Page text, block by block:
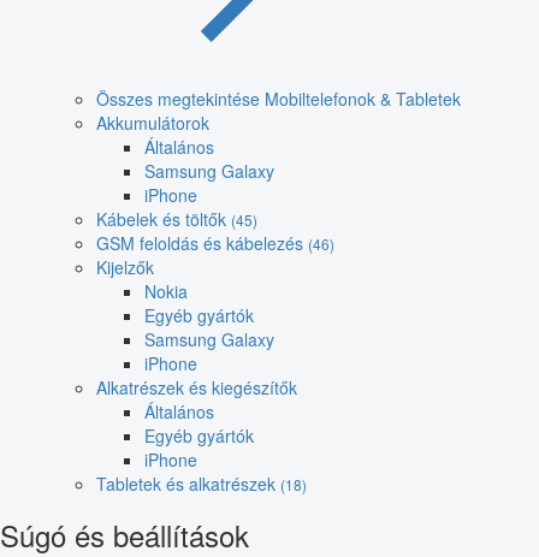
Összes megtekintése Mobiltelefonok & Tabletek
Akkumulátorok
Általános
Samsung Galaxy
iPhone
Kábelek és töltők (45)
GSM feloldás és kábelezés (46)
Kijelzők
Nokia
Egyéb gyártók
Samsung Galaxy
iPhone
Alkatrészek és kiegészítők
Általános
Egyéb gyártók
iPhone
Tabletek és alkatrészek (18)
Súgó és beállítások